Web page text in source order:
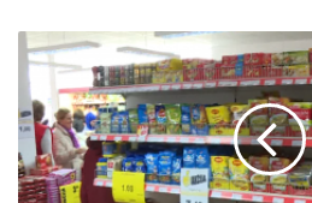
projekta, navodi Press JP Autoceste
0
Article